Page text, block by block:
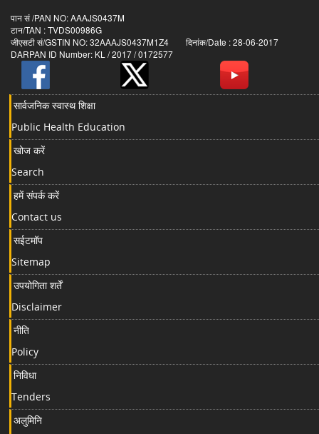
पान सं /PAN NO: AAAJS0437M
टान/TAN : TVDS00986G
जीएसटी सं/GSTIN NO: 32AAAJS0437M1Z4 दिनांक/Date : 28-06-2017
DARPAN ID Number: KL / 2017 / 0172577
सार्वजनिक स्वास्थ शिक्षा
Public Health Education
खोज करें
Search
हमें संपर्क करें
Contact us
सईटमॉप
Sitemap
उपयोगिता शर्तें
Disclaimer
नीति
Policy
निविधा
Tenders
अलुमिनि